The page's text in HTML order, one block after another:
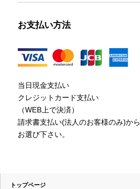
お支払い方法
当日現金支払い
クレジットカード支払い
（WEB上で決済）
請求書支払い(法人のお客様のみ)から
お選び下さい。
トップページ